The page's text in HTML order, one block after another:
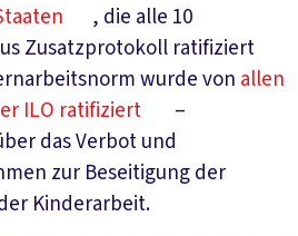
, die alle 10
Zusatzprotokoll ratifiziert
wurde von allen
ILO ratifiziert
–
das Verbot und
zur Beseitigung der
Kinderarbeit.